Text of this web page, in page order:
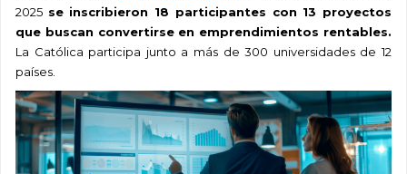
2025 se inscribieron 18 participantes con 13 proyectos
que buscan convertirse en emprendimientos rentables.
La Católica participa junto a más de 300 universidades de 12
países.